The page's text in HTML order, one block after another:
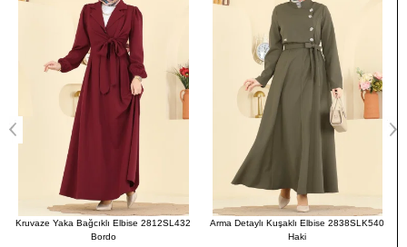
Arma Detaylı Kuşaklı Elbise 2838SLK540
Haki
İspanyol Paça Kot Pantolon 3328LD1070
Açık Kot